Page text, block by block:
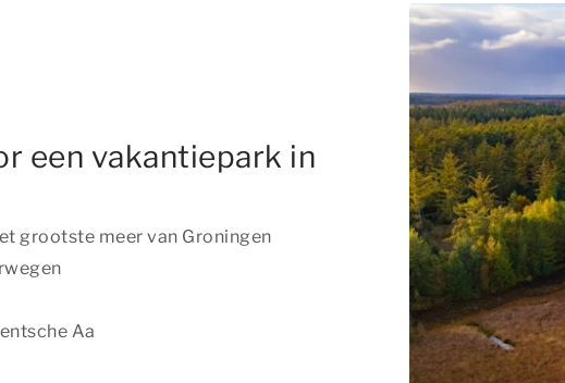
een vakantiepark in
grootste meer van Groningen
Aa